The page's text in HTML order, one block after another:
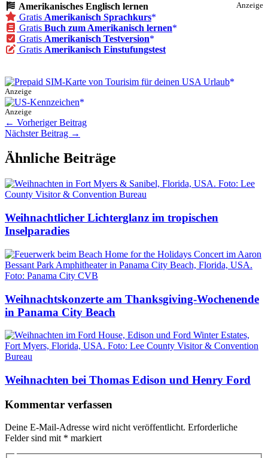
Anzeige
Amerikanisches Englisch lernen
Gratis Amerikanisch Sprachkurs
Gratis Buch zum Amerikanisch lernen
Gratis Amerikanisch Testversion
Gratis Amerikanisch Einstufungstest
Anzeige
Anzeige
← Vorheriger Beitrag
Nächster Beitrag →
Ähnliche Beiträge
Weihnachtlicher Lichterglanz im tropischen
Inselparadies
Weihnachtskonzerte am Thanksgiving-Wochenende
in Panama City Beach
Weihnachten bei Thomas Edison und Henry Ford
Kommentar verfassen
Deine E-Mail-Adresse wird nicht veröffentlicht. Erforderliche
Felder sind mit * markiert